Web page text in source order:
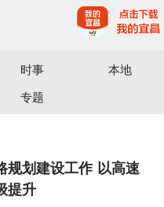
时事
本地
专题
规划建设工作 以高速
提升